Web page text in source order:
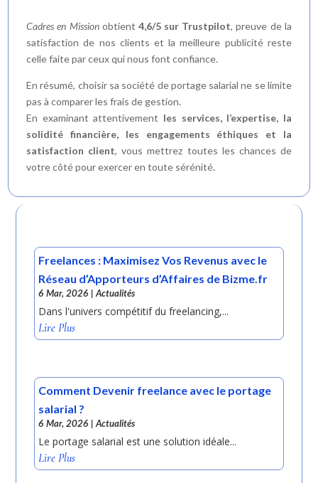
Cadres en Missionobtient 4,6/5 sur Trustpilot, preuve de la
satisfaction de nos clients et la meilleure publicité reste
celle faite par ceux qui nous font confiance.
En résumé, choisir sa société de portage salarial ne se limite
pas à comparer les frais de gestion.
En examinant attentivement les services, l’expertise, la
solidité financière, les engagements éthiques et la
satisfaction client, vous mettrez toutes les chances de
votre côté pour exercer en toute sérénité.
Freelances : Maximisez Vos Revenus avec le
Réseau d’Apporteurs d’Affaires de Bizme.fr
6 Mar, 2026 |Actualités
Dans l'univers compétitif du freelancing,...
Lire Plus
Comment Devenir freelance avec le portage
salarial ?
6 Mar, 2026 |Actualités
Le portage salarial est une solution idéale...
Lire Plus